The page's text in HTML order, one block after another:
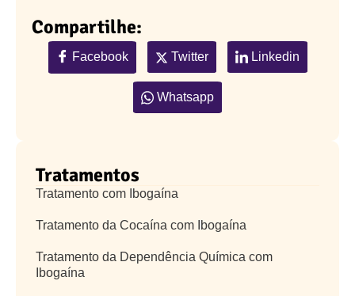
Compartilhe:
Facebook Twitter Linkedin
Whatsapp
Tratamentos
Tratamento com Ibogaína
Tratamento da Cocaína com Ibogaína
Tratamento da Dependência Química com
Ibogaína